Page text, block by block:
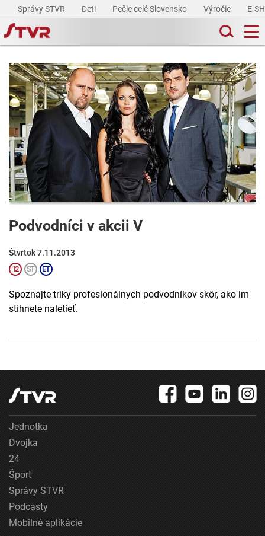
Správy STVR Deti Pečie celé Slovensko Výročie E-
Podvodníci v akcii V
Štvrtok 7.11.2013
Spoznajte triky profesionálnych podvodníkov skôr, ako im
stihnete naletieť.
Jednotka
Dvojka
24
Šport
Správy STVR
Podcasty
Mobilné aplikácie